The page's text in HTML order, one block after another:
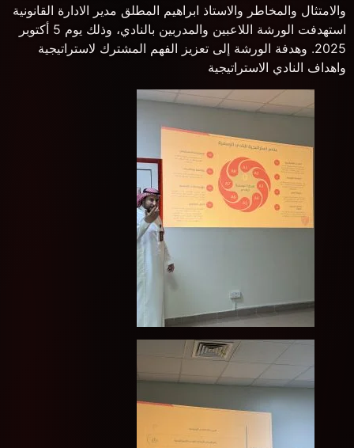
والامتثال والمخاطر والاستاذ ابراهيم المطلق مدير الادارة القانونية
استهدفت الورشة اللاعبين والمدربين بالنادي، وذلك يوم 5 أكتوبر
2025. وهدفة الورشة إلى تعزيز الفهم المشترك لاستراتيجية
واهداف النادي الاستراتيجية